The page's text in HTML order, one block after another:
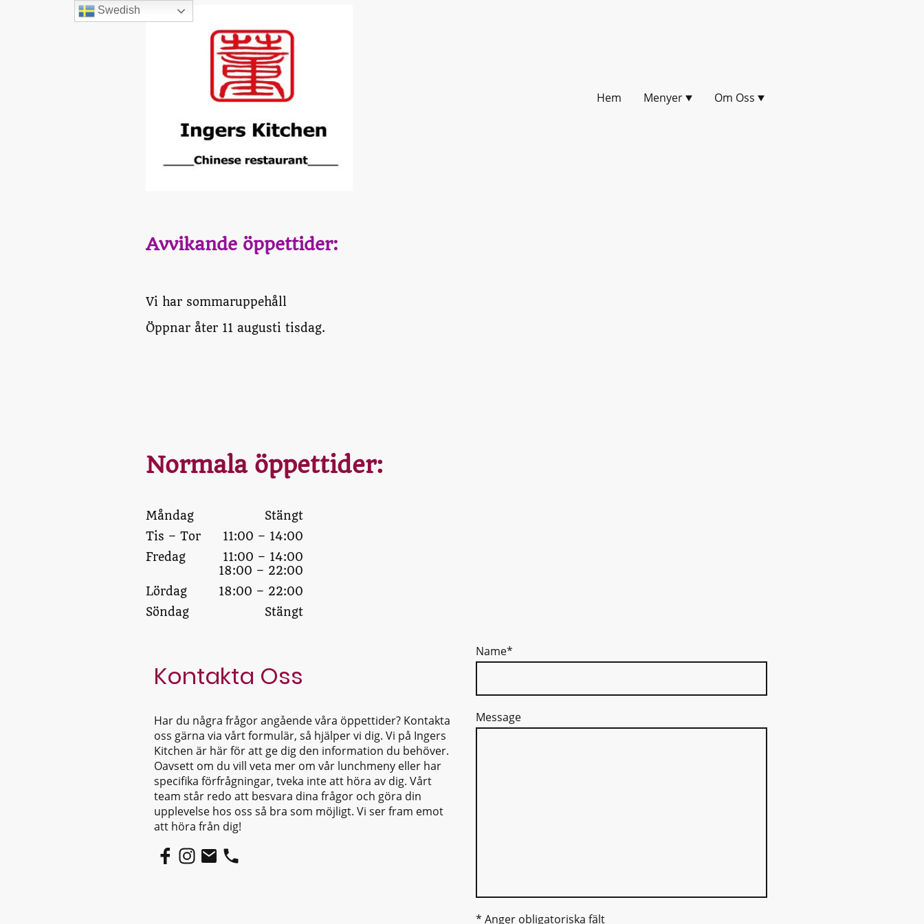
Hem Menyer Om Oss
Avvikande öppettider:
Vi har sommaruppehåll
Öppnar åter 11 augusti tisdag.
Normala öppettider:
Måndag
Stängt
Tis – Tor 11:00 – 14:00
Fredag
11:00 – 14:00
18:00 – 22:00
Lördag
18:00 – 22:00
Söndag
Stängt
Kontakta Oss
Har du några frågor angående våra öppettider? Kontakta
oss gärna via vårt formulär, så hjälper vi dig. Vi på Ingers
Kitchen är här för att ge dig den information du behöver.
Oavsett om du vill veta mer om vår lunchmeny eller har
specifika förfrågningar, tveka inte att höra av dig. Vårt
team står redo att besvara dina frågor och göra din
upplevelse hos oss så bra som möjligt. Vi ser fram emot
att höra från dig!
Name*
Message
* Anger obligatoriska fält
Swedish